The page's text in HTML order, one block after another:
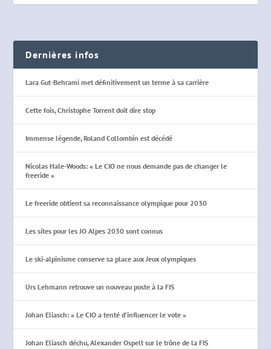
Dernières infos
Lara Gut-Behrami met définitivement un terme à sa carrière
Cette fois, Christophe Torrent doit dire stop
Immense légende, Roland Collombin est décédé
Nicolas Hale-Woods: « Le CIO ne nous demande pas de changer le
freeride »
Le freeride obtient sa reconnaissance olympique pour 2030
Les sites pour les JO Alpes 2030 sont connus
Le ski-alpinisme conserve sa place aux Jeux olympiques
Urs Lehmann retrouve un nouveau poste à la FIS
Johan Eliasch: « Le CIO a tenté d’influencer le vote »
Johan Eliasch déchu, Alexander Ospelt sur le trône de la FIS